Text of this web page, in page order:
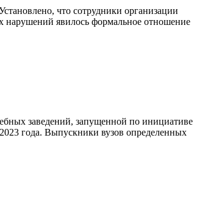
что сотрудники организации
нарушений явилось формальное отношение
заведений, запущенной по инициативе
года. Выпускники вузов определенных